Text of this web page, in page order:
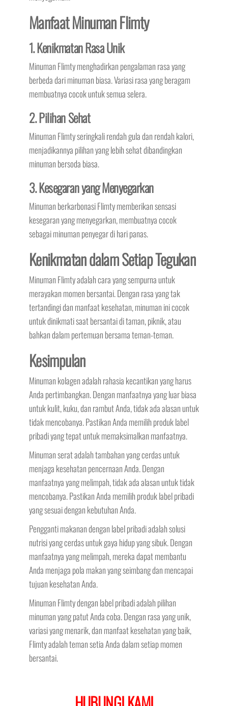
Manfaat Minuman Flimty
1. Kenikmatan Rasa Unik
Minuman Flimty menghadirkan pengalaman rasa yang
berbeda dari minuman biasa. Variasi rasa yang beragam
membuatnya cocok untuk semua selera.
2. Pilihan Sehat
Minuman Flimty seringkali rendah gula dan rendah kalori,
menjadikannya pilihan yang lebih sehat dibandingkan
minuman bersoda biasa.
3. Kesegaran yang Menyegarkan
Minuman berkarbonasi Flimty memberikan sensasi
kesegaran yang menyegarkan, membuatnya cocok
sebagai minuman penyegar di hari panas.
Kenikmatan dalam Setiap Tegukan
Minuman Flimty adalah cara yang sempurna untuk
merayakan momen bersantai. Dengan rasa yang tak
tertandingi dan manfaat kesehatan, minuman ini cocok
untuk dinikmati saat bersantai di taman, piknik, atau
bahkan dalam pertemuan bersama teman-teman.
Kesimpulan
Minuman kolagen adalah rahasia kecantikan yang harus
Anda pertimbangkan. Dengan manfaatnya yang luar biasa
untuk kulit, kuku, dan rambut Anda, tidak ada alasan untuk
tidak mencobanya. Pastikan Anda memilih produk label
pribadi yang tepat untuk memaksimalkan manfaatnya.
Minuman serat adalah tambahan yang cerdas untuk
menjaga kesehatan pencernaan Anda. Dengan
manfaatnya yang melimpah, tidak ada alasan untuk tidak
mencobanya. Pastikan Anda memilih produk label pribadi
yang sesuai dengan kebutuhan Anda.
Pengganti makanan dengan label pribadi adalah solusi
nutrisi yang cerdas untuk gaya hidup yang sibuk. Dengan
manfaatnya yang melimpah, mereka dapat membantu
Anda menjaga pola makan yang seimbang dan mencapai
tujuan kesehatan Anda.
Minuman Flimty dengan label pribadi adalah pilihan
minuman yang patut Anda coba. Dengan rasa yang unik,
variasi yang menarik, dan manfaat kesehatan yang baik,
Flimty adalah teman setia Anda dalam setiap momen
bersantai.